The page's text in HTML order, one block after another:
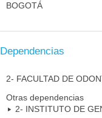
BOGOTÁ
Dependencias
2- FACULTAD DE
Otras dependencias
2- INSTITUTO DE